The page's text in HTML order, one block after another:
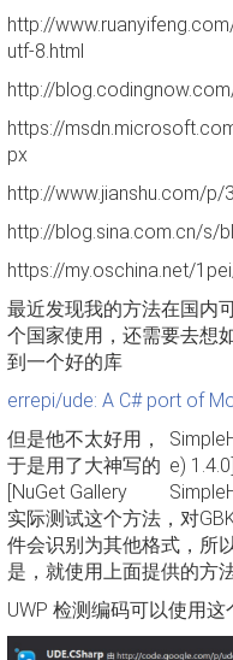
http://
utf-8.html
http://
https://
px
http://www.jianshu.com/p/
http://blog.sina.com.cn/s/
https://my.oschina.net/
最近发现我的方法在国内
个国家使用，还需要去想
到一个好的库
errepi/ude: A C# port of
但是他不太好用，
于是用了大神写的
[NuGet Gallery
e)
实际测试这个方法，对
件会识别为其他格式，所
是，就使用上面提供的方法
UWP 检测编码可以使用这